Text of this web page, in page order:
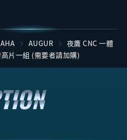
AUGUR
夜鷹 CNC 一體
片一組 (需要者請加購)